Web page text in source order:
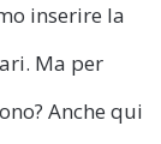
inserire la
Ma per
Anche qui